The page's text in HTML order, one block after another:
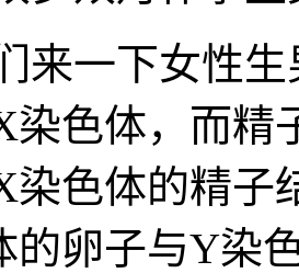
一下女性生
染色体，而精
染色体的精子
的卵子与Y染